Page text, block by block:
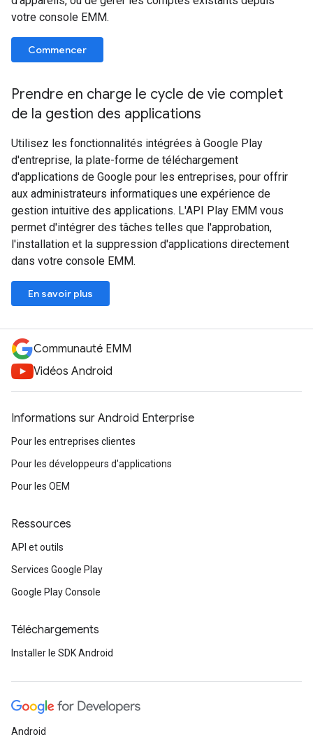
votre console EMM.
Commencer
Prendre en charge le cycle de vie complet
de la gestion des applications
Utilisez les fonctionnalités intégrées à Google Play
d'entreprise, la plate-forme de téléchargement
d'applications de Google pour les entreprises, pour offrir
aux administrateurs informatiques une expérience de
gestion intuitive des applications. L'API Play EMM vous
permet d'intégrer des tâches telles que l'approbation,
l'installation et la suppression d'applications directement
dans votre console EMM.
En savoir plus
Communauté EMM
Vidéos Android
Informations sur Android Enterprise
Pour les entreprises clientes
Pour les développeurs d'applications
Pour les OEM
Ressources
API et outils
Services Google Play
Google Play Console
Téléchargements
Installer le SDK Android
Android